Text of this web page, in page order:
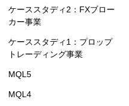
ケーススタディ2：FXブロー
カー事業
ケーススタディ1：プロップ
トレーディング事業
MQL5
MQL4